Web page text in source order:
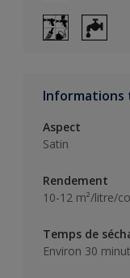
Informations
Aspect
Satin
Rendement
10-12 m²/litre/
Temps de
Environ 30